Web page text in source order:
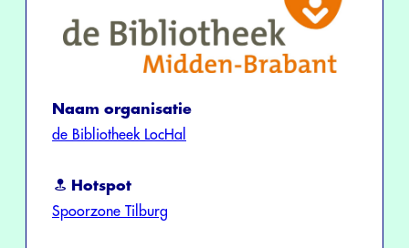
Naam organisatie
de Bibliotheek LocHal
Hotspot
Spoorzone Tilburg